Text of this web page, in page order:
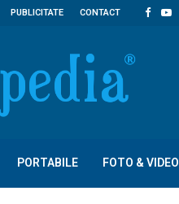
PUBLICITATE CONTACT
PORTABILE FOTO & VIDEO